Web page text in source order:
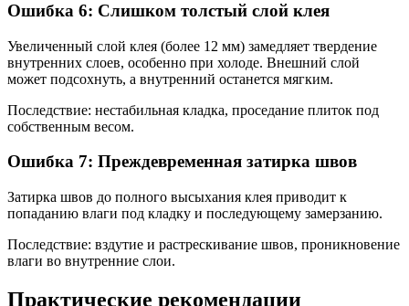
Ошибка 6: Слишком толстый слой клея
Увеличенный слой клея (более 12 мм) замедляет твердение
внутренних слоев, особенно при холоде. Внешний слой
может подсохнуть, а внутренний останется мягким.
Последствие: нестабильная кладка, проседание плиток под
собственным весом.
Ошибка 7: Преждевременная затирка швов
Затирка швов до полного высыхания клея приводит к
попаданию влаги под кладку и последующему замерзанию.
Последствие: вздутие и растрескивание швов, проникновение
влаги во внутренние слои.
Практические рекомендации